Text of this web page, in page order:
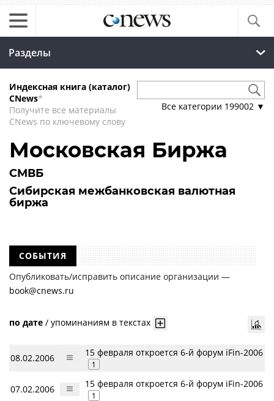
Разделы
Индексная книга (каталог)
CNews*
Получите все материалы
CNews по ключевому слову
Все категории 199002 ▼
Московская Биржа
СМВБ
Сибирская межбанковская валютная
биржа
СОБЫТИЯ
Опубликовать/исправить описание организации —
book@cnews.ru
по дате / упоминаниям в текстах
08.02.2006 15 февраля откроется 6-й форум iFin-2006
1
07.02.2006 15 февраля откроется 6-й форум iFin-2006
1